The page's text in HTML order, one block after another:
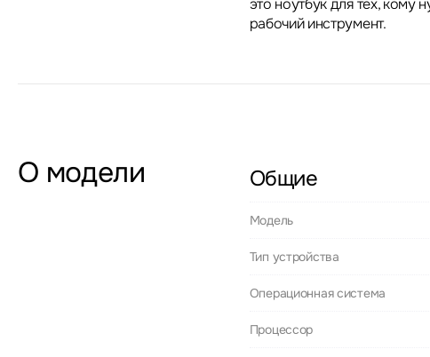
это ноутбук для тех, кому
рабочий инструмент.
О модели Общие
Модель
Тип устройства
Операционная система
Процессор